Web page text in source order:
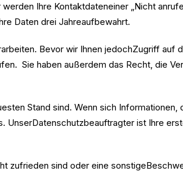
Ihre Kontaktdateneiner „Nicht
Daten drei Jahreaufbewahrt.
Bevor wir Ihnen jedochZugriff auf
Sie haben außerdem das Recht, die
Stand sind. Wenn sich Informationen,
UnserDatenschutzbeauftragter ist Ihre
zufrieden sind oder eine